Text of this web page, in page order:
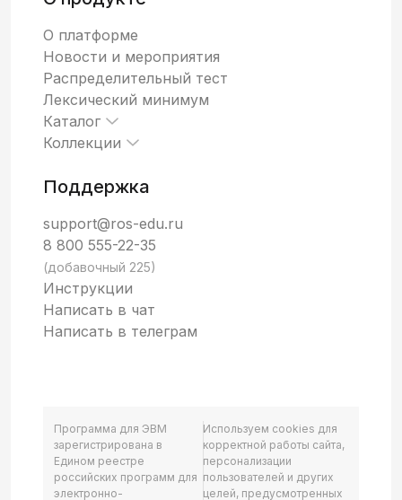
О платформе
Новости и мероприятия
Распределительный тест
Лексический минимум
Каталог
Коллекции
Поддержка
support@ros-edu.ru
8 800 555-22-35
(добавочный 225)
Инструкции
Написать в чат
Написать в телеграм
Программа для ЭВМ
зарегистрирована в
Едином реестре
российских программ для
электронно-
Используем cookies для
корректной работы сайта,
персонализации
пользователей и других
целей, предусмотренных